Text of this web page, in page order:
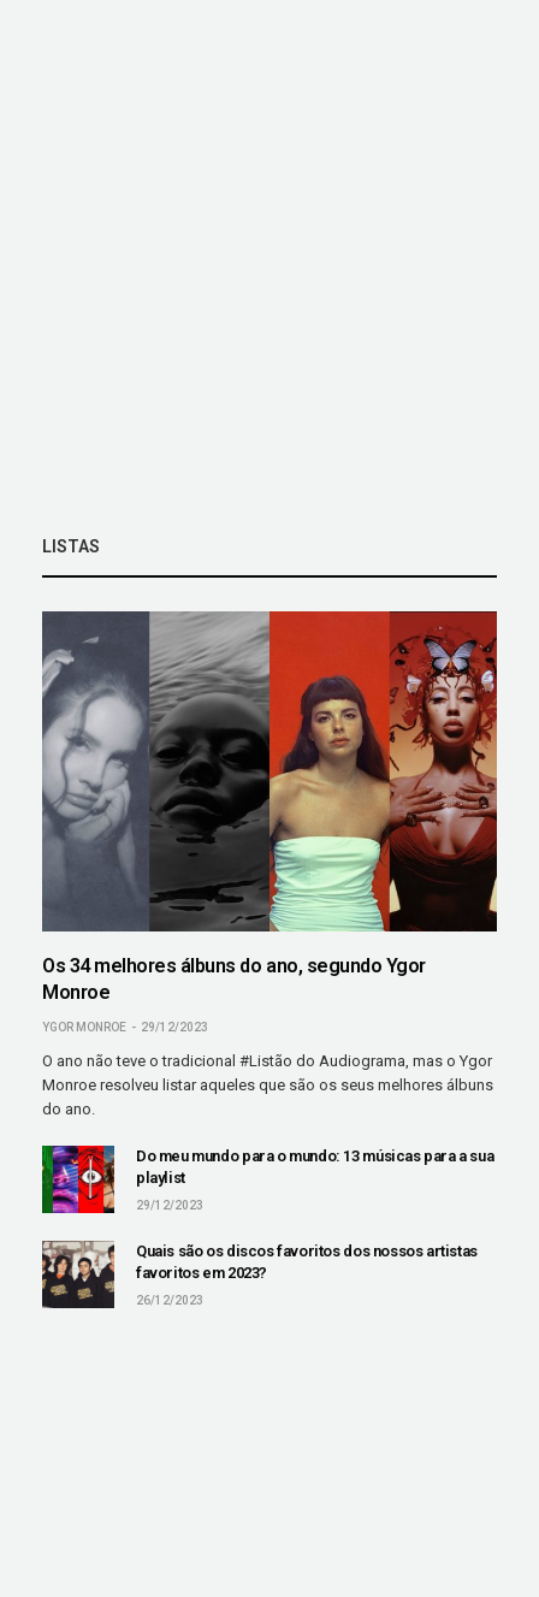
LISTAS
Os 34 melhores álbuns do ano, segundo Ygor
Monroe
YGOR MONROE 29/12/2023
O ano não teve o tradicional #Listão do Audiograma, mas o Ygor
Monroe resolveu listar aqueles que são os seus melhores álbuns
do ano.
Do meu mundo para o mundo: 13 músicas para a sua
playlist
29/12/2023
Quais são os discos favoritos dos nossos artistas
favoritos em 2023?
26/12/2023